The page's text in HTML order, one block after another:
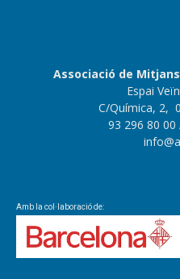
Associació de
Espai
C/Química, 2,
93 296 80 00
Amb la col·laboració de: